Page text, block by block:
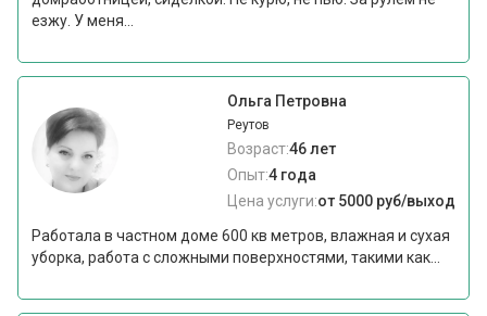
езжу. У меня...
Ольга Петровна
Реутов
Возраст:46 лет
Опыт:4 года
Цена услуги:от 5000 руб/выход
Работала в частном доме 600 кв метров, влажная и сухая
уборка, работа с сложными поверхностями, такими как...